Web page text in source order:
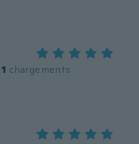
1 chargements